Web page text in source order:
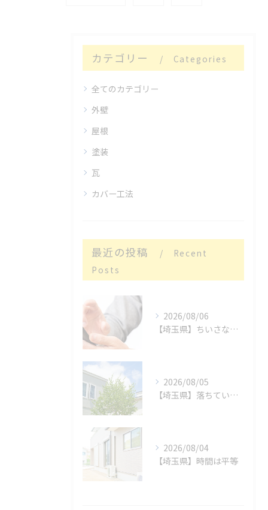
カテゴリー Categories
全てのカテゴリー
外壁
屋根
塗装
瓦
カバー工法
最近の投稿
Recent
Posts
2026/08/06
【埼玉県】ちいさな親切
2026/08/05
【埼玉県】落ちているもの
2026/08/04
【埼玉県】時間は平等